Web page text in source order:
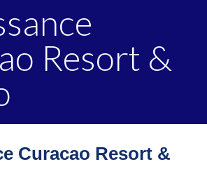
Resort &
Curacao Resort &